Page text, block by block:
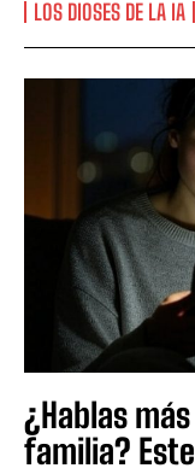
LOS DIOSES DE LA IA
¿Hablas
familia?